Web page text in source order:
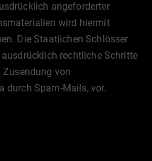
angeforderter
wird hiermit
Die Staatlichen Schlösser
rechtliche Schritte
von
durch Spam-Mails, vor.